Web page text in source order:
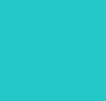
banyak